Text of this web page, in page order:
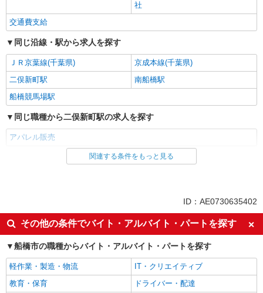
社
交通費支給
同じ沿線・駅から求人を探す
ＪＲ京葉線(千葉県)
京成本線(千葉県)
二俣新町駅
南船橋駅
船橋競馬場駅
同じ職種から二俣新町駅の求人を探す
アパレル販売
同じ雇用形態から二俣新町駅の求人を探す
高収入・高額
上場企業・上場企業のグループ会
社
交通費支給
同じ職種から求人を探す
ファッション・アパレル
関連する条件をもっと見る
ID：AE0730635402
その他の条件でバイト・アルバイト・パートを探す
船橋市の職種からバイト・アルバイト・パートを探す
軽作業・製造・物流
IT・クリエイティブ
教育・保育
ドライバー・配達